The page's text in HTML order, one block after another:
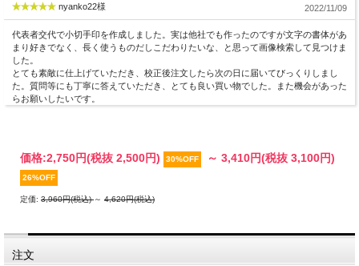
をお願いします。
なお、カートに入れただけではお買い上げにはなりませんので、ご安心ください。
■カートへの入力の方法について■
当店では、一般的な木製台とシャープなイメージのアクリル製台『ＴＯＰスター』
を複数の横幅サイズでご用意しております。
木製台は環境に優しい「スーパーウッド」を用いています。
付）
nyanko22様 2022/11/09
代表者交代で小切手印を作成しました。実は他社でも作ったのですが文字の書体があ
まり好きでなく、長く使うものだしこだわりたいな、と思って画像検索して見つけま
した。
とても素敵に仕上げていただき、校正後注文したら次の日に届いてびっくりしまし
た。質問等にも丁寧に答えていただき、とても良い買い物でした。また機会があった
らお願いしたいです。
価格:2,750円(税抜 2,500円) 30%OFF ～ 3,410円(税抜 3,100円)
26%OFF
定価: 3,960円(税込)～ 4,620円(税込)
注文